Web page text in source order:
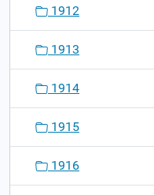
1912
1913
1914
1915
1916